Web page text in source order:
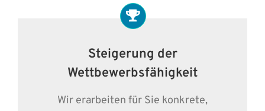
Steigerung der
Wettbewerbsfähigkeit
Wir erarbeiten für Sie konkrete,